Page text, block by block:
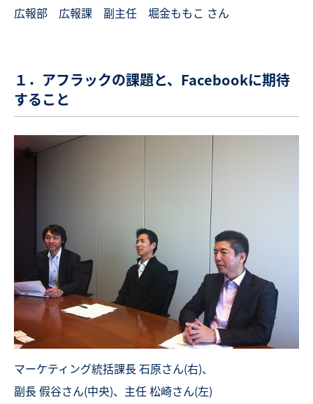
広報部 広報課 副主任 堀金ももこ さん
１．アフラックの課題と、Facebookに期待
すること
マーケティング統括課長 石原さん(右)、
副長 假谷さん(中央)、主任 松崎さん(左)